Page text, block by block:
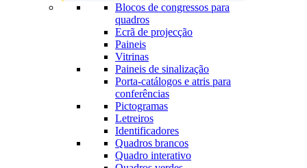
Blocos de congressos para
quadros
Ecrã de projecção
Paineis
Vitrinas
Paineis de sinalização
Porta-catálogos e atris para
conferências
Pictogramas
Letreiros
Identificadores
Quadros brancos
Quadro interativo